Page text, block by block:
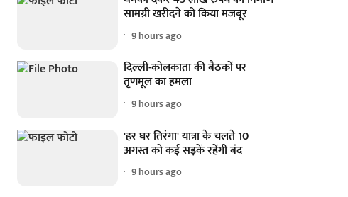
सामग्री खरीदने को किया मजबूर
9 hours ago
दिल्ली-कोलकाता की बैठकों पर
तृणमूल का हमला
9 hours ago
'हर घर तिरंगा' यात्रा के चलते 10
अगस्त को कई सड़कें रहेंगी बंद
9 hours ago